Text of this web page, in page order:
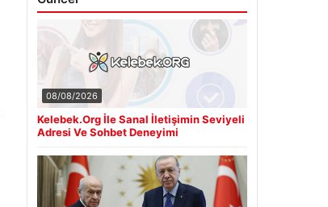
08/08/2026
Kelebek.Org İle Sanal İletişimin Seviyeli
Adresi Ve Sohbet Deneyimi